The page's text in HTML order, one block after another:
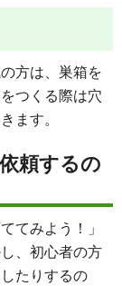
方は、巣箱を
つくる際は穴
ます。
頼するの
てみよう！」
、初心者の方
たりするの